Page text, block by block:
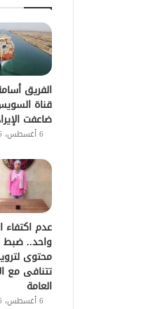
الفريق
قناة
ضاعفت
6 أغسطس، 2026
عدم اكتفاء
واحد.. ضبط
محتوى
تتنافى مع
العامة
6 أغسطس، 2026